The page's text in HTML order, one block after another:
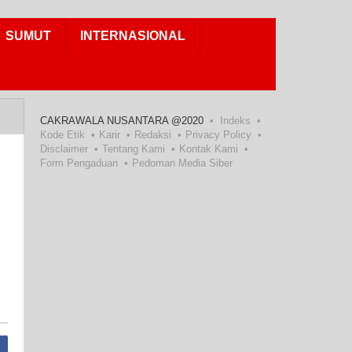
SUMUT INTERNASIONAL
CAKRAWALA NUSANTARA @2020
Indeks
Kode Etik
Karir Redaksi
Privacy Policy
Disclaimer
Tentang Kami
Kontak Kami
Form Pengaduan
Pedoman Media Siber